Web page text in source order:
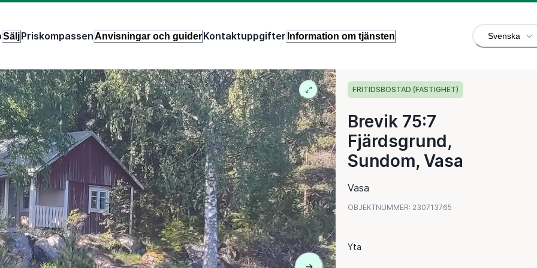
SäljPriskompassenAnvisningar och guiderKontaktuppgifter Information om tjänsten Svenska
FRITIDSBOSTAD (FASTIGHET)
Brevik 75:7
Fjärdsgrund,
Sundom, Vasa
Vasa
OBJEKTNUMMER: 230713765
Yta